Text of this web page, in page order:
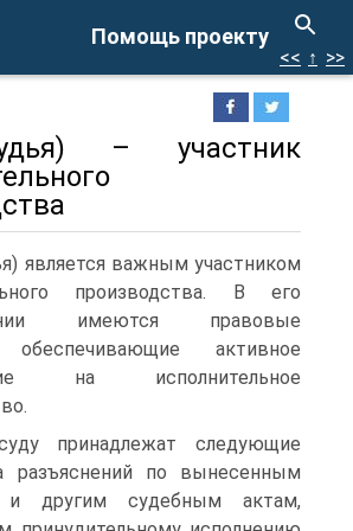
Помощь проекту
<< ↑ >>
– участник
является важным участником
производства. В его
имеются правовые
обеспечивающие активное
на исполнительное
принадлежат следующие
разъяснений по вынесенным
и другим судебным актам,